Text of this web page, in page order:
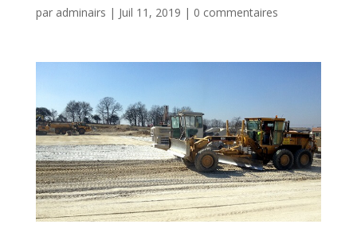
par adminairs | Juil 11, 2019 | 0 commentaires